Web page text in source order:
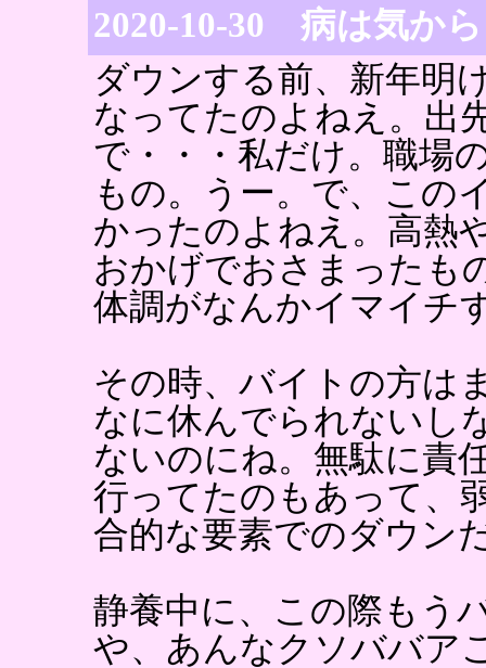
2020-10-30 病は気から
ダウンする前、新年明
なってたのよねえ。出
で・・・私だけ。職場
もの。うー。で、この
かったのよねえ。高熱
おかげでおさまったも
体調がなんかイマイチ
その時、バイトの方は
なに休んでられないし
ないのにね。無駄に責
行ってたのもあって、
合的な要素でのダウン
静養中に、この際もう
や、あんなクソババア